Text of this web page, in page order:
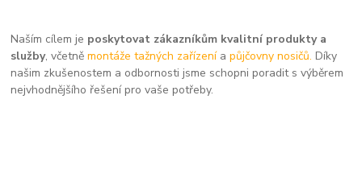
Naším cílem je poskytovat zákazníkům kvalitní produkty a
služby, včetněmontáže tažných zařízení apůjčovny nosičů. Díky
našim zkušenostem a odbornosti jsme schopni poradit s výběrem
nejvhodnějšího řešení pro vaše potřeby.